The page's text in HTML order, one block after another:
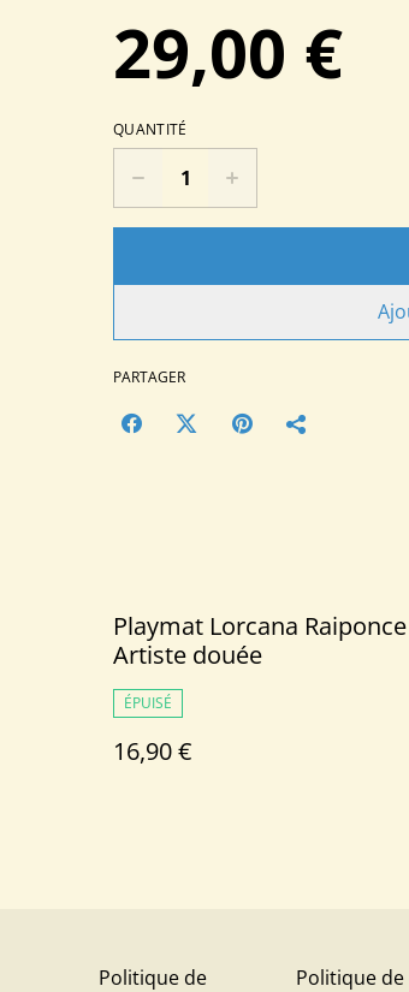
29,00 €
QUANTITÉ
PARTAGER
Playmat Lorcana
Artiste douée
ÉPUISÉ
16,90 €
Politique de
Politique de